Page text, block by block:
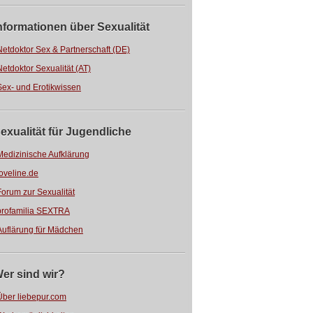
über Sexualität
Sex & Partnerschaft (DE)
Sexualität (AT)
und Erotikwissen
für Jugendliche
Aufklärung
zur Sexualität
SEXTRA
für Mädchen
sind wir?
liebepur.com